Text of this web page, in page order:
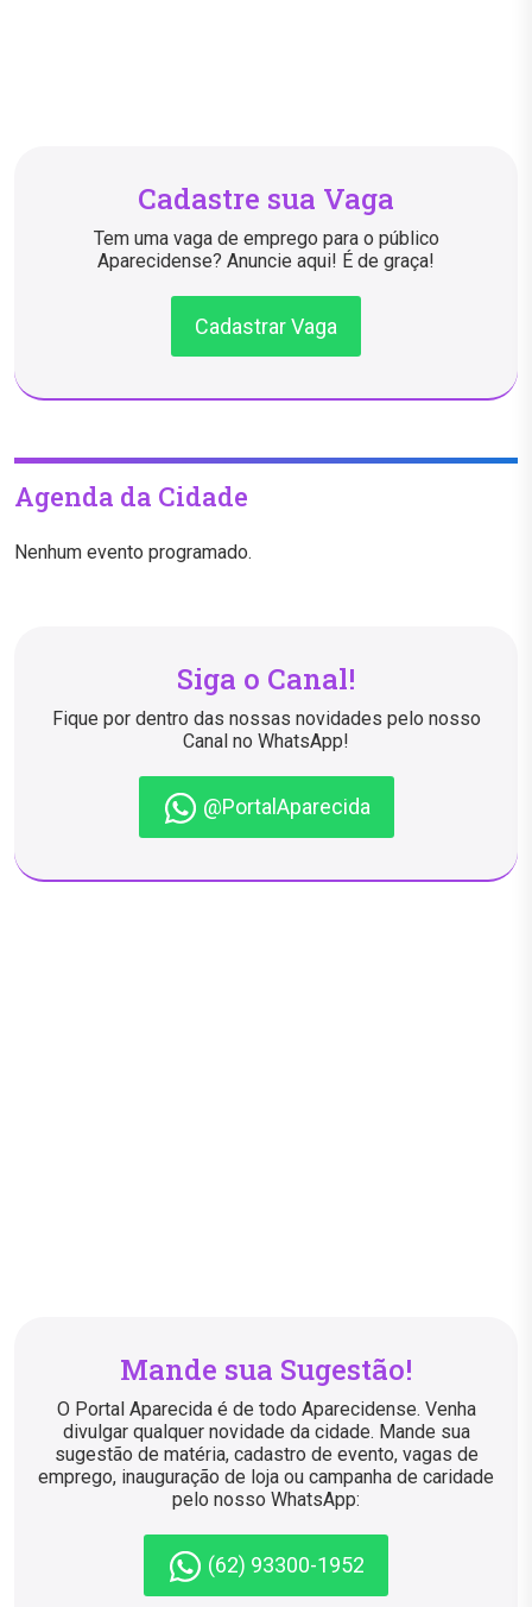
Cadastre sua Vaga
Tem uma vaga de emprego para o público
Aparecidense? Anuncie aqui! É de graça!
Cadastrar Vaga
Agenda da Cidade
Nenhum evento programado.
Siga o Canal!
Fique por dentro das nossas novidades pelo nosso
Canal no WhatsApp!
@PortalAparecida
Mande sua Sugestão!
O Portal Aparecida é de todo Aparecidense. Venha
divulgar qualquer novidade da cidade. Mande sua
sugestão de matéria, cadastro de evento, vagas de
emprego, inauguração de loja ou campanha de caridade
pelo nosso WhatsApp:
(62) 93300-1952